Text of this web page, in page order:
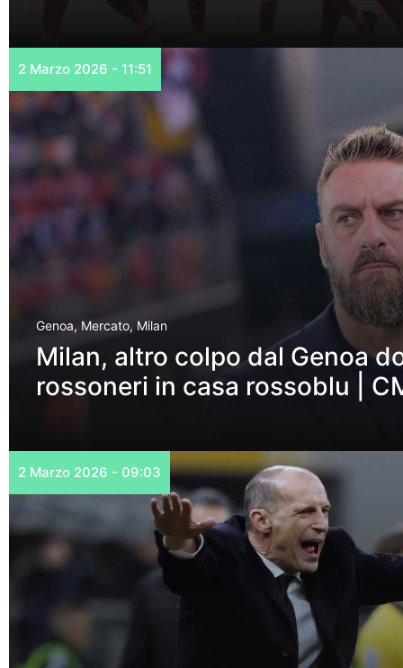
2 Marzo 2026 - 11:51
Genoa, Mercato, Milan
Milan, altro colpo dal Genoa
rossoneri in casa rossoblu |
2 Marzo 2026 - 09:03